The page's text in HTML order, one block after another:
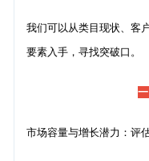
我们可以从类目现状、客
要素入手，寻找突破口。
市场容量与增长潜力：评